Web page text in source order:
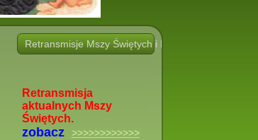
Retransmisje Mszy Świętych i Nabożeństw i innych
Retransmisja
aktualnych Mszy
Świętych.
zobacz >>>>>>>>>>>>